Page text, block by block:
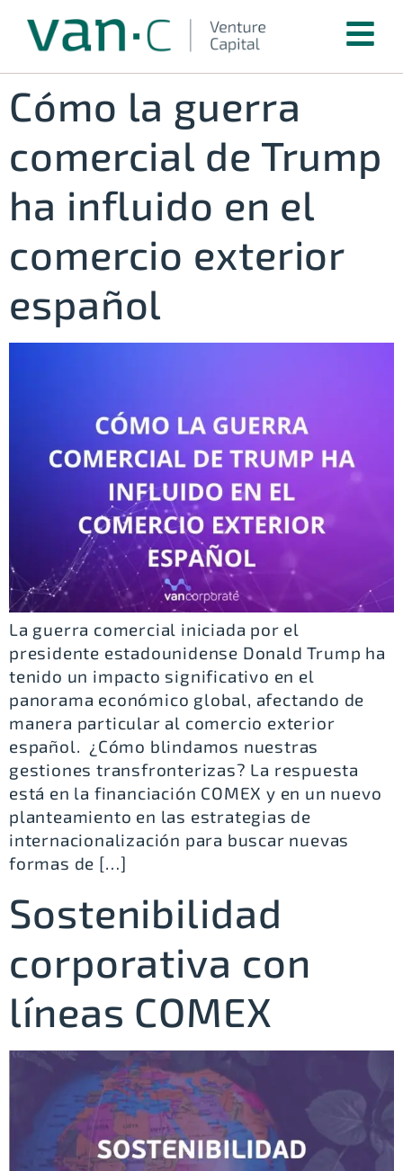
Cómo la guerra
comercial de Trump
ha influido en el
comercio exterior
español
La guerra comercial iniciada por el
presidente estadounidense Donald Trump ha
tenido un impacto significativo en el
panorama económico global, afectando de
manera particular al comercio exterior
español. ¿Cómo blindamos nuestras
gestiones transfronterizas? La respuesta
está en la financiación COMEX y en un nuevo
planteamiento en las estrategias de
internacionalización para buscar nuevas
formas de […]
Sostenibilidad
corporativa con
líneas COMEX